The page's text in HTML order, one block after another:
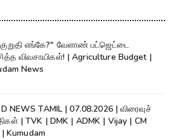
எங்கே?" வேளாண் பட்ஜெட்டை
விவசாயிகள்! | Agriculture Budget |
News
NEWS TAMIL | 07.08.2026 | விரைவுச்
| TVK | DMK | ADMK | Vijay | CM
Kumudam